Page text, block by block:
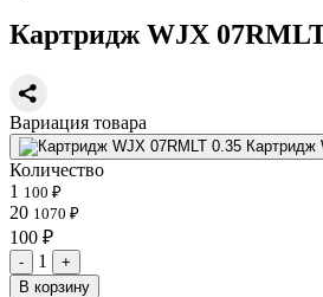
Картридж WJX
Вариация товара
Картридж
Количество
1 100 ₽
20 1070 ₽
100 ₽
- 1
+
В корзину